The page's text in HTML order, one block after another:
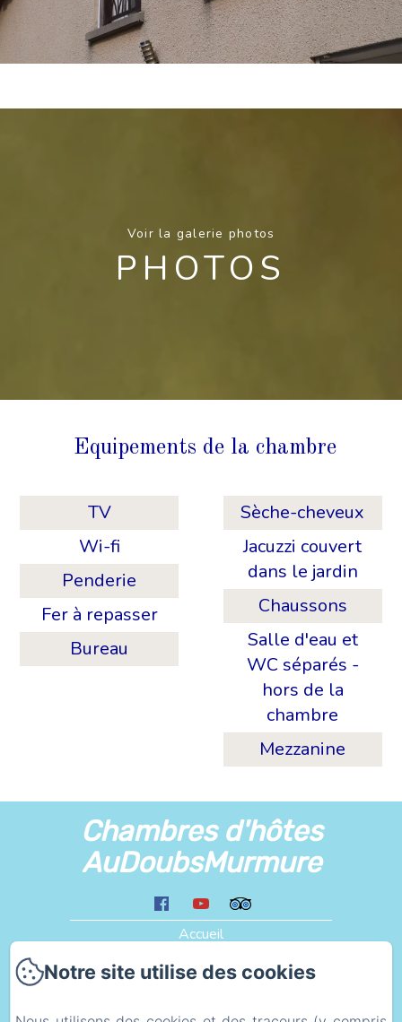
Voir la galerie photos
PHOTOS
Equipements de la chambre
TV
Wi-fi
Penderie
Fer à repasser
Bureau
Sèche-cheveux
Jacuzzi couvert
dans le jardin
Chaussons
Salle d'eau et
WC séparés -
hors de la
chambre
Mezzanine
Chambres d'hôtes
AuDoubsMurmure
Accueil
Les Alentours
Plan d'accès
Notre site utilise des cookies